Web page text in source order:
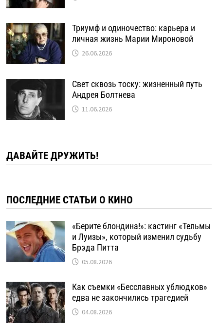
Триумф и одиночество: карьера и
личная жизнь Марии Мироновой
26.06.2026
Свет сквозь тоску: жизненный путь
Андрея Болтнева
11.06.2026
ДАВАЙТЕ ДРУЖИТЬ!
ПОСЛЕДНИЕ СТАТЬИ О КИНО
«Берите блондина!»: кастинг «Тельмы
и Луизы», который изменил судьбу
Брэда Питта
05.08.2026
Как съемки «Бесславных ублюдков»
едва не закончились трагедией
04.08.2026